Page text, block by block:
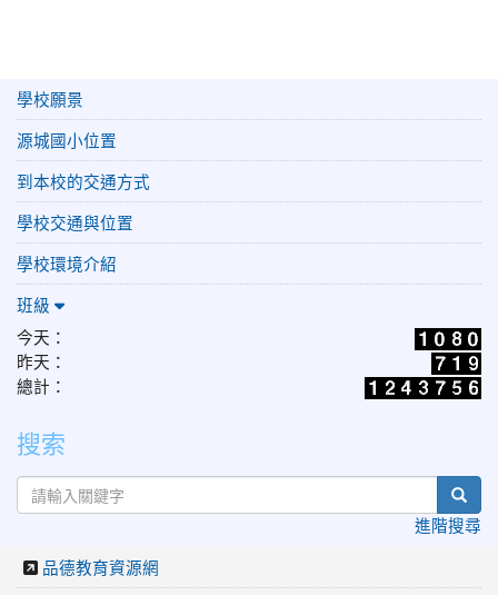
學校願景
源城國小位置
到本校的交通方式
學校交通與位置
學校環境介紹
班級
今天：
昨天：
總計：
搜索
進階搜尋
品德教育資源網